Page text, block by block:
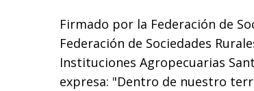
Firmado por la Federación de
Federación de Sociedades
Instituciones Agropecuarias
expresa: "Dentro de nuestro